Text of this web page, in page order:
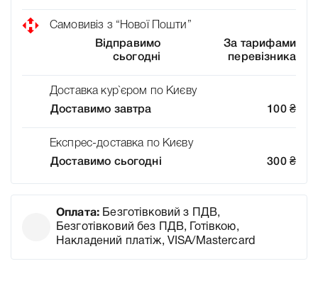
Самовивіз з “Нової Пошти”
Відправимо
сьогодні
За тарифами
перевізника
Доставка кур`єром по Києву
Доставимо завтра
100 ₴
Експрес-доставка по Києву
Доставимо сьогодні
300 ₴
Оплата: Безготівковий з ПДВ,
Безготівковий без ПДВ, Готівкою,
Накладений платіж, VISA/Mastercard